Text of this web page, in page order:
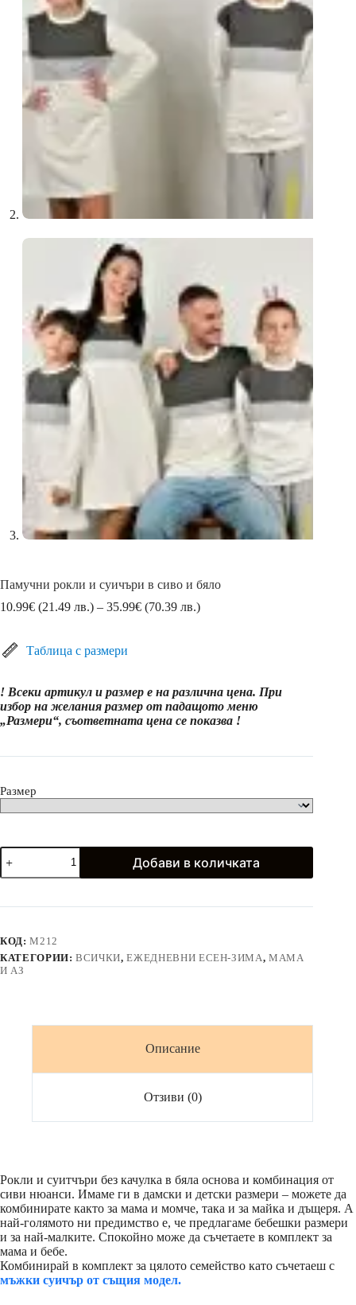
Памучни рокли и суичъри в сиво и бяло
10.99€ (21.49 лв.) – 35.99€ (70.39 лв.)Price
35.99€
(70.39
лв.)
Таблица с размери
! Всеки артикул и размер е на различна цена. При
избор на желания размер от падащото меню
„Размери“, съответната цена се показва !
Размер
количество
за
Памучни
и
сиво
и
бяло
Добави в количката
КОД:M212
КАТЕГОРИИ:ВСИЧКИ,ЕЖЕДНЕВНИ ЕСЕН-ЗИМА,МАМА
И АЗ
Описание
Отзиви (0)
Рокли и суитчъри без качулка в бяла основа и комбинация от
сиви нюанси. Имаме ги в дамски и детски размери – можете да
комбинирате както за мама и момче, така и за майка и дъщеря. А
най-голямото ни предимство е, че предлагаме бебешки размери
и за най-малките. Спокойно може да съчетаете в комплект за
мама и бебе.
Комбинирай в комплект за цялото семейство като съчетаеш с
мъжки суичър от същия модел.